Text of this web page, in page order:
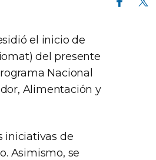
el inicio de
del presente
Nacional
Alimentación y
iniciativas de
Asimismo, se